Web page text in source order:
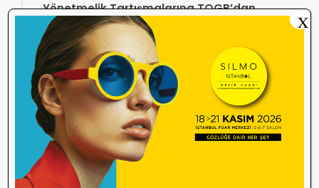
Yönetmelik Tartışmalarına TOGB’dan
Açıklama! Yeni Hüküm Yok, Teknik
Düzenleme Var
13:32
Danıştay’dan TOGB’ye İki Kritik Karar!
Atilla Karip’in Açtığı Davalarda Yürütmeyi
Durdurma Kararı
Bir günde 150 bin kişi okudu! Optik sektörü
neden konuşuyor?
Sosyal Medya Bu Soruyu Soruyor! Göz
Sağlığında Çifte Standart mı Var?
X